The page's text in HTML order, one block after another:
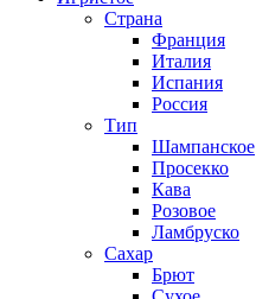
Страна
Франция
Италия
Испания
Россия
Тип
Шампанское
Просекко
Кава
Розовое
Ламбруско
Сахар
Брют